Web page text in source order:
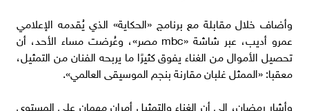
وأضاف خلال مقابلة مع برنامج «الحكاية» الذي يُقدمه الإعلامي
عمرو أديب، عبر شاشة «mbc مصر»، وعُرضت مساء الأحد، أن
تحصيل الأموال من الغناء يفوق كثيرًا ما يربحه الفنان من التمثيل،
معقبا: «الممثل غلبان مقارنة بنجم الموسيقى العالمي».
وأشار رمضان، إلى أن الغناء والتمثيل أمران مهمان على المستوى